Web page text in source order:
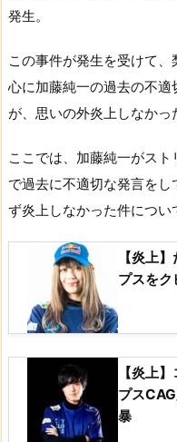
発生。
この事件が発生を受けて
心に加藤純一の過去の不
が、思いの外炎上しなかっ
ここでは、加藤純一がス
で過去に不適切な発言を
ず炎上しなかった件につい
【炎上
プスを
【炎上
プス
暴